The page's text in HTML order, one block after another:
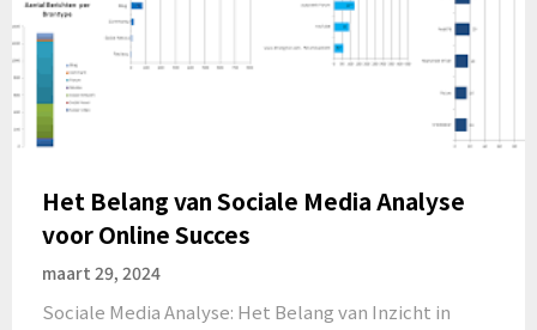
Het Belang van Sociale Media Analyse
voor Online Succes
maart 29, 2024
Sociale Media Analyse: Het Belang van Inzicht in